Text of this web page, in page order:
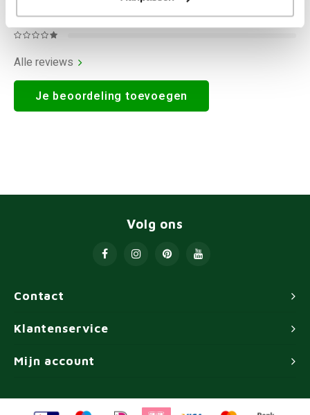
Alle reviews
Je beoordeling toevoegen
Contact
Volg ons
Klantenservice
Mijn account